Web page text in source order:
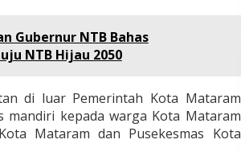
Gubernur NTB Bahas
NTB Hijau 2050
di luar Pemerintah Kota Mataram
kepada warga Kota Mataram
Mataram dan Pusekesmas Kota